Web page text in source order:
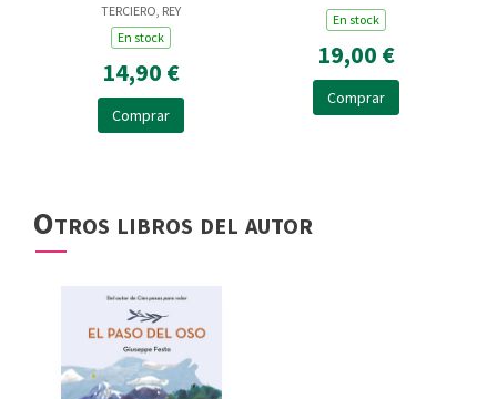
TERCIERO, REY
En stock
14,90 €
Comprar
En stock
19,00 €
Comprar
Otros libros del autor